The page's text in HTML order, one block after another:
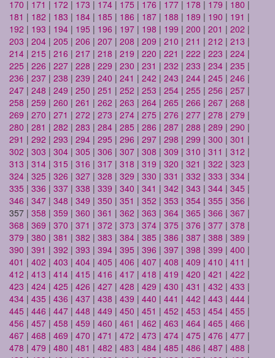
170 | 171 | 172 | 173 | 174 | 175 | 176 | 177 | 178 | 179 | 180 |
181 | 182 | 183 | 184 | 185 | 186 | 187 | 188 | 189 | 190 | 191 |
192 | 193 | 194 | 195 | 196 | 197 | 198 | 199 | 200 | 201 | 202 |
203 | 204 | 205 | 206 | 207 | 208 | 209 | 210 | 211 | 212 | 213 |
214 | 215 | 216 | 217 | 218 | 219 | 220 | 221 | 222 | 223 | 224 |
225 | 226 | 227 | 228 | 229 | 230 | 231 | 232 | 233 | 234 | 235 |
236 | 237 | 238 | 239 | 240 | 241 | 242 | 243 | 244 | 245 | 246 |
247 | 248 | 249 | 250 | 251 | 252 | 253 | 254 | 255 | 256 | 257 |
258 | 259 | 260 | 261 | 262 | 263 | 264 | 265 | 266 | 267 | 268 |
269 | 270 | 271 | 272 | 273 | 274 | 275 | 276 | 277 | 278 | 279 |
280 | 281 | 282 | 283 | 284 | 285 | 286 | 287 | 288 | 289 | 290 |
291 | 292 | 293 | 294 | 295 | 296 | 297 | 298 | 299 | 300 | 301 |
302 | 303 | 304 | 305 | 306 | 307 | 308 | 309 | 310 | 311 | 312 |
313 | 314 | 315 | 316 | 317 | 318 | 319 | 320 | 321 | 322 | 323 |
324 | 325 | 326 | 327 | 328 | 329 | 330 | 331 | 332 | 333 | 334 |
335 | 336 | 337 | 338 | 339 | 340 | 341 | 342 | 343 | 344 | 345 |
346 | 347 | 348 | 349 | 350 | 351 | 352 | 353 | 354 | 355 | 356 |
357 | 358 | 359 | 360 | 361 | 362 | 363 | 364 | 365 | 366 | 367 |
368 | 369 | 370 | 371 | 372 | 373 | 374 | 375 | 376 | 377 | 378 |
379 | 380 | 381 | 382 | 383 | 384 | 385 | 386 | 387 | 388 | 389 |
390 | 391 | 392 | 393 | 394 | 395 | 396 | 397 | 398 | 399 | 400 |
401 | 402 | 403 | 404 | 405 | 406 | 407 | 408 | 409 | 410 | 411 |
412 | 413 | 414 | 415 | 416 | 417 | 418 | 419 | 420 | 421 | 422 |
423 | 424 | 425 | 426 | 427 | 428 | 429 | 430 | 431 | 432 | 433 |
434 | 435 | 436 | 437 | 438 | 439 | 440 | 441 | 442 | 443 | 444 |
445 | 446 | 447 | 448 | 449 | 450 | 451 | 452 | 453 | 454 | 455 |
456 | 457 | 458 | 459 | 460 | 461 | 462 | 463 | 464 | 465 | 466 |
467 | 468 | 469 | 470 | 471 | 472 | 473 | 474 | 475 | 476 | 477 |
478 | 479 | 480 | 481 | 482 | 483 | 484 | 485 | 486 | 487 | 488 |